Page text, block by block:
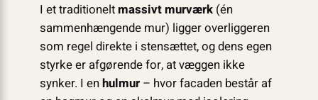
I et traditioneltmassivt murværk(én
sammenhængende mur) ligger overliggeren
som regel direkte i stensættet, og dens egen
styrke er afgørende for, at væggen ikke
synker. I enhulmur– hvor facaden består af